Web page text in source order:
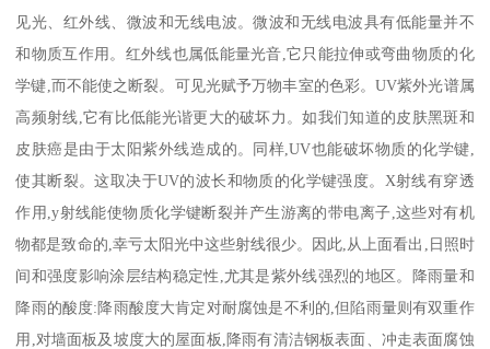
见光、红外线、微波和无线电波。微波和无线电波具有低能量并不
和物质互作用。红外线也属低能量光音,它只能拉伸或弯曲物质的化
学键,而不能使之断裂。可见光赋予万物丰室的色彩。UV紫外光谱属
高频射线,它有比低能光谐更大的破坏力。如我们知道的皮肤黑斑和
皮肤癌是由于太阳紫外线造成的。同样,UV也能破坏物质的化学键,
使其断裂。这取决于UV的波长和物质的化学键强度。X射线有穿透
作用,y射线能使物质化学键断裂并产生游离的带电离子,这些对有机
物都是致命的,幸亏太阳光中这些射线很少。因此,从上面看出,日照时
间和强度影响涂层结构稳定性,尤其是紫外线强烈的地区。降雨量和
降雨的酸度:降雨酸度大肯定对耐腐蚀是不利的,但陷雨量则有双重作
用,对墙面板及坡度大的屋面板,降雨有清洁钢板表面、冲走表面腐蚀